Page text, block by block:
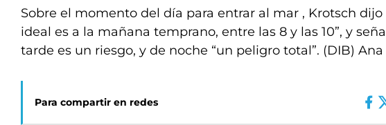
Sobre el momento del día para entrar al mar , Krotsch dijo
ideal es a la mañana temprano, entre las 8 y las 10”, y
tarde es un riesgo, y de noche “un peligro total”. (DIB) Ana
Para compartir en redes